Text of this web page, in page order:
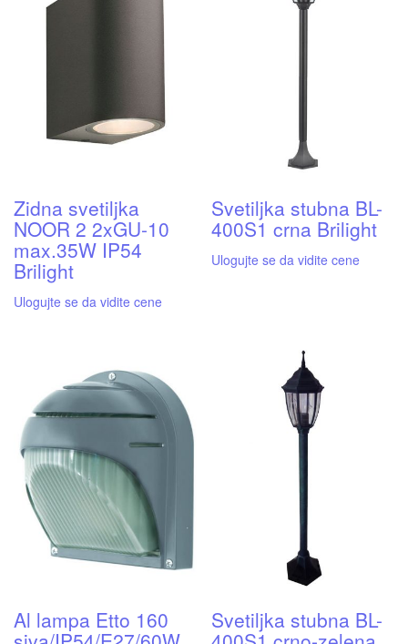
Zidna svetiljka
NOOR 2 2xGU-10
max.35W IP54
Brilight
Ulogujte se da vidite cene
Svetiljka stubna BL-
400S1 crna Brilight
Ulogujte se da vidite cene
Al lampa Etto 160 Svetiljka stubna BL-